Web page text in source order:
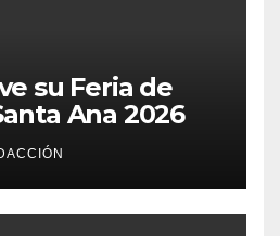
su Feria de
Ana 2026